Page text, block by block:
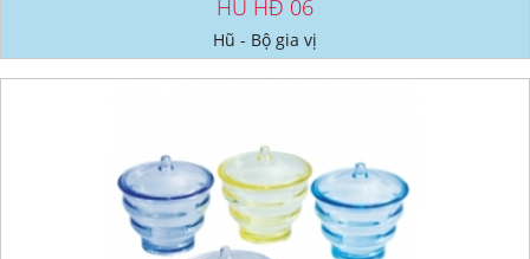
HŨ HĐ 06
Hũ - Bộ gia vị